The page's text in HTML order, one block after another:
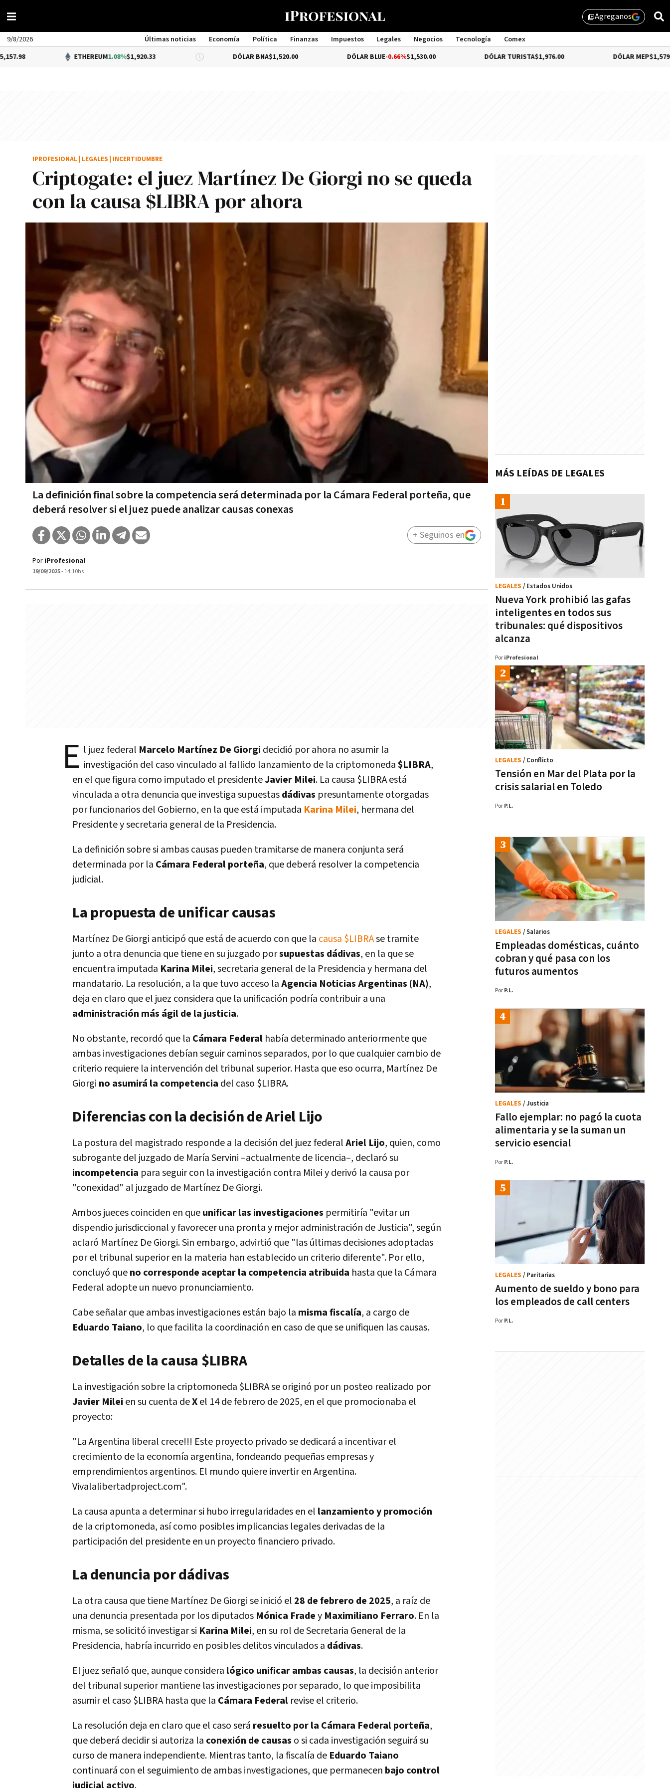
library_addAgreganos
9/8/2026 Últimas noticias Economía Política Finanzas Impuestos Legales Negocios Tecnología
Comex
Management
ETHEREUM 1.08%$1,920.33 DÓLAR BNA$1,520.00 DÓLAR BLUE-0.66%$1,530.00 DÓLAR TURISTA$1,976.00 DÓLAR MEP$1,579.46
Criptogate: el juez Martínez De Giorgi no se queda
con la causa $LIBRA por ahora
La definición final sobre la competencia será determinada por la Cámara Federal porteña, que
deberá resolver si el juez puede analizar causas conexas
IPROFESIONAL LEGALES INCERTIDUMBRE
Por iProfesional
19/09/2025- 14:10hs
+ Seguinos en
E l juez federal Marcelo Martínez De Giorgi decidió por ahora no asumir la
investigación del caso vinculado al fallido lanzamiento de la criptomoneda$LIBRA,
en el que figura como imputado el presidenteJavier Milei. La causa $LIBRA está
vinculada a otra denuncia que investiga supuestasdádivas presuntamente otorgadas
por funcionarios del Gobierno, en la que está imputada Karina Milei, hermana del
Presidente y secretaria general de la Presidencia.
La definición sobre si ambas causas pueden tramitarse de manera conjunta será
determinada por la Cámara Federal porteña, que deberá resolver la competencia
judicial.
La propuesta de unificar causas
Martínez De Giorgi anticipó que está de acuerdo con que la causa $LIBRAse tramite
junto a otra denuncia que tiene en su juzgado porsupuestas dádivas, en la que se
encuentra imputada Karina Milei, secretaria general de la Presidencia y hermana del
mandatario. La resolución, a la que tuvo acceso laAgencia Noticias Argentinas (NA),
deja en claro que el juez considera que la unificación podría contribuir a una
administración más ágil de la justicia.
No obstante, recordó que la Cámara Federal había determinado anteriormente que
ambas investigaciones debían seguir caminos separados, por lo que cualquier cambio de
criterio requiere la intervención del tribunal superior. Hasta que eso ocurra, Martínez De
Giorgi no asumirá la competencia del caso $LIBRA.
Diferencias con la decisión de Ariel Lijo
La postura del magistrado responde a la decisión del juez federalAriel Lijo, quien, como
subrogante del juzgado de María Servini –actualmente de licencia–, declaró su
incompetencia para seguir con la investigación contra Milei y derivó la causa por
"conexidad" al juzgado de Martínez De Giorgi.
Ambos jueces coinciden en queunificar las investigaciones permitiría "evitar un
dispendio jurisdiccional y favorecer una pronta y mejor administración de Justicia", según
aclaró Martínez De Giorgi. Sin embargo, advirtió que "las últimas decisiones adoptadas
por el tribunal superior en la materia han establecido un criterio diferente". Por ello,
concluyó queno corresponde aceptar la competencia atribuida hasta que la Cámara
Federal adopte un nuevo pronunciamiento.
Cabe señalar que ambas investigaciones están bajo la misma fiscalía, a cargo de
Eduardo Taiano, lo que facilita la coordinación en caso de que se unifiquen las causas.
Detalles de la causa $LIBRA
La investigación sobre la criptomoneda $LIBRA se originó por un posteo realizado por
Javier Milei en su cuenta deXel 14 de febrero de 2025, en el que promocionaba el
proyecto:
"La Argentina liberal crece!!! Este proyecto privado se dedicará a incentivar el
crecimiento de la economía argentina, fondeando pequeñas empresas y
emprendimientos argentinos. El mundo quiere invertir en Argentina.
Vivalalibertadproject.com".
La causa apunta a determinar si hubo irregularidades en el lanzamiento y promoción
de la criptomoneda, así como posibles implicancias legales derivadas de la
participación del presidente en un proyecto financiero privado.
La denuncia por dádivas
La otra causa que tiene Martínez De Giorgi se inició el 28 de febrero de 2025, a raíz de
una denuncia presentada por los diputados Mónica Fradey Maximiliano Ferraro. En la
misma, se solicitó investigar si Karina Milei, en su rol de Secretaria General de la
Presidencia, habría incurrido en posibles delitos vinculados a dádivas.
El juez señaló que, aunque considera lógico unificar ambas causas, la decisión anterior
del tribunal superior mantiene las investigaciones por separado, lo que imposibilita
asumir el caso $LIBRA hasta que la Cámara Federal revise el criterio.
La resolución deja en claro que el caso será resuelto por la Cámara Federal porteña,
que deberá decidir si autoriza la conexión de causas o si cada investigación seguirá su
curso de manera independiente. Mientras tanto, la fiscalía de Eduardo Taiano
continuará con el seguimiento de ambas investigaciones, que permanecen bajo control
MÁS LEÍDAS DE LEGALES
Nueva York prohibió las gafas
inteligentes en todos sus
tribunales: qué dispositivos
alcanza
LEGALES / Estados Unidos
Por iProfesional
Tensión en Mar del Plata por la
crisis salarial en Toledo
LEGALES / Conflicto
Por P.L.
Empleadas domésticas, cuánto
cobran y qué pasa con los
futuros aumentos
LEGALES / Salarios
Por P.L.
Fallo ejemplar: no pagó la cuota
alimentaria y se la suman un
servicio esencial
LEGALES / Justicia
Por P.L.
Aumento de sueldo y bono para
los empleados de call centers
LEGALES / Paritarias
Por P.L.